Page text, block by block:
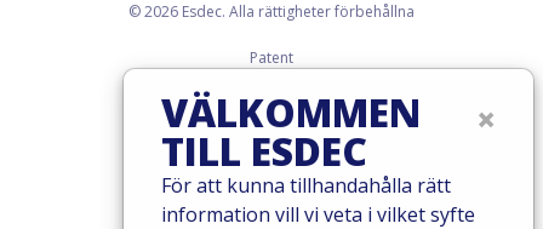
© 2026 Esdec. Alla rättigheter förbehållna
Patent
Garantivillkor
Governance
Cookies
Privacy policy
×
VÄLKOMMEN
TILL ESDEC
För att kunna tillhandahålla rätt
information vill vi veta i vilket syfte